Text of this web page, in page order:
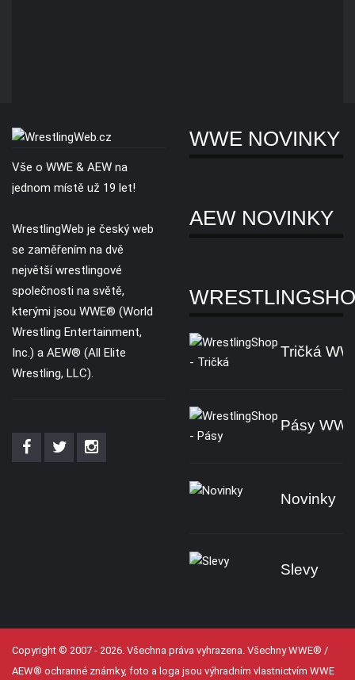
Vše o WWE & AEW na
jednom místě už 19 let!
WrestlingWeb je český web
se zaměřením na dvě
největší wrestlingové
společnosti na světě,
kterými jsou WWE® (World
Wrestling Entertainment,
Inc.) a AEW® (All Elite
Wrestling, LLC).
WWE NOVINKY
AEW NOVINKY
Tričká
Pásy
Novinky
Slevy
Copyright © 2007 - 2026. Všechna práva vyhrazena. Všechny WWE® /
AEW® ochranné známky, foto a loga jsou výhradním vlastnictvím WWE